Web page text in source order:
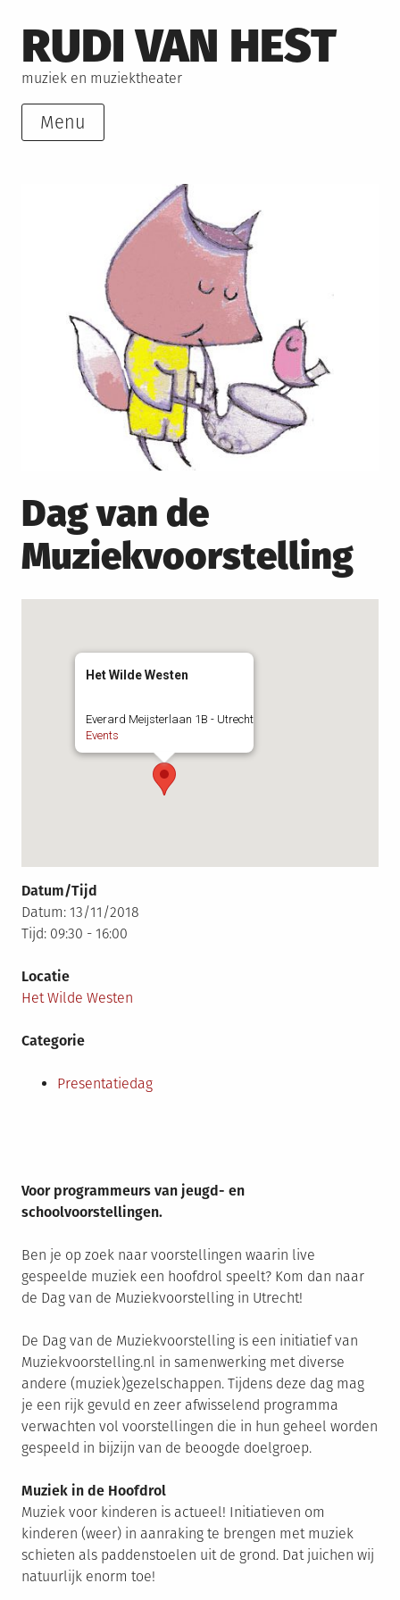
to
content
RUDI VAN HEST
muziek en muziektheater
Menu
Dag van de
Muziekvoorstelling
Het Wilde Westen
Everard Meijsterlaan 1B - Utrecht
Events
Datum/Tijd
Datum: 13/11/2018
Tijd: 09:30 - 16:00
Locatie
Het Wilde Westen
Categorie
Presentatiedag
Voor programmeurs van jeugd- en
schoolvoorstellingen.
Ben je op zoek naar voorstellingen waarin live
gespeelde muziek een hoofdrol speelt? Kom dan naar
de Dag van de Muziekvoorstelling in Utrecht!
De Dag van de Muziekvoorstelling is een initiatief van
Muziekvoorstelling.nl in samenwerking met diverse
andere (muziek)gezelschappen. Tijdens deze dag mag
je een rijk gevuld en zeer afwisselend programma
verwachten vol voorstellingen die in hun geheel worden
gespeeld in bijzijn van de beoogde doelgroep.
Muziek in de Hoofdrol
Muziek voor kinderen is actueel! Initiatieven om
kinderen (weer) in aanraking te brengen met muziek
schieten als paddenstoelen uit de grond. Dat juichen wij
natuurlijk enorm toe!